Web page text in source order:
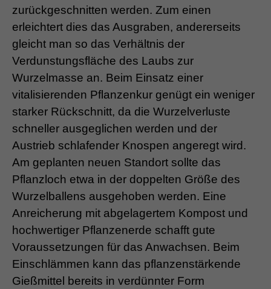
zurückgeschnitten werden. Zum einen
erleichtert dies das Ausgraben, andererseits
gleicht man so das Verhältnis der
Verdunstungsfläche des Laubs zur
Wurzelmasse an. Beim Einsatz einer
vitalisierenden Pflanzenkur genügt ein weniger
starker Rückschnitt, da die Wurzelverluste
schneller ausgeglichen werden und der
Austrieb schlafender Knospen angeregt wird.
Am geplanten neuen Standort sollte das
Pflanzloch etwa in der doppelten Größe des
Wurzelballens ausgehoben werden. Eine
Anreicherung mit abgelagertem Kompost und
hochwertiger Pflanzenerde schafft gute
Voraussetzungen für das Anwachsen. Beim
Einschlämmen kann das pflanzenstärkende
Gießmittel bereits in verdünnter Form